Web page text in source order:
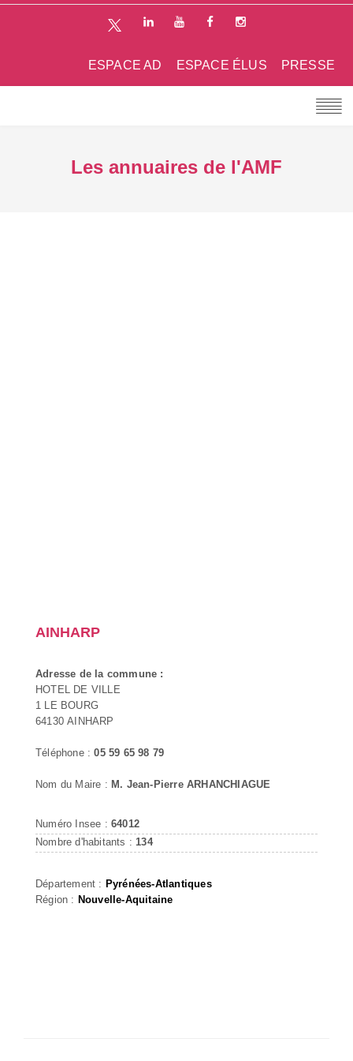
PRESSE
ESPACE ÉLUS
ESPACE AD
Les annuaires de l'AMF
AINHARP
Adresse de la commune :
HOTEL DE VILLE
1 LE BOURG
64130 AINHARP
Téléphone :05 59 65 98 79
Nom du Maire : M. Jean-Pierre ARHANCHIAGUE
Numéro Insee : 64012
Nombre d'habitants : 134
Département : Pyrénées-Atlantiques
Région : Nouvelle-Aquitaine